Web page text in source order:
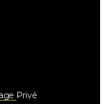
Privé